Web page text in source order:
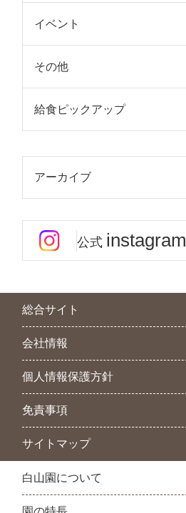
イベント
その他
給食ピックアップ
アーカイブ
公式 instagram
総合サイト
会社情報
個人情報保護方針
免責事項
サイトマップ
白山園について